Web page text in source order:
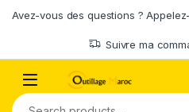
Avez-vous des questions ?
Suivre ma
Search for: